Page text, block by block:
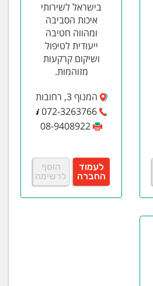
בישראל לשירותי
איכות הסביבה
ומהווה חטיבה
ייעודית לטיפול
ושיקום קרקעות
מזוהמות.
המנוף 3, רחובות
072-3263766
08-9408922
לעמוד
החברה
הוסף
לרשימה